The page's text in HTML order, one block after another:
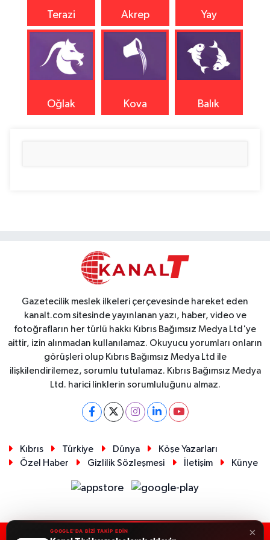
Terazi Akrep Yay
Oğlak Kova Balık
Gazetecilik meslek ilkeleri çerçevesinde hareket eden
kanalt.com sitesinde yayınlanan yazı, haber, video ve
fotoğrafların her türlü hakkı Kıbrıs Bağımsız Medya Ltd'ye
aittir, izin alınmadan kullanılamaz. Okuyucu yorumları onların
görüşleri olup Kıbrıs Bağımsız Medya Ltd ile
ilişkilendirilemez, sorumlu tutulamaz. Kıbrıs Bağımsız Medya
Ltd. harici linklerin sorumluluğunu almaz.
Kıbrıs Türkiye Dünya
Köşe Yazarları
Özel Haber
Gizlilik Sözleşmesi İletişim Künye
×
GOOGLE'DA BİZİ TAKİP EDİN